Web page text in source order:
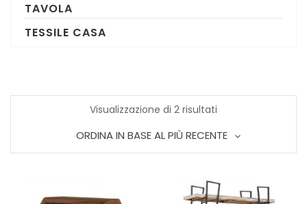
TAVOLA
TESSILE CASA
Visualizzazione di 2 risultati
in
al
ORDINA IN BASE AL PIÙ RECENTE